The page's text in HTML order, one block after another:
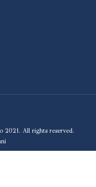
2021. All rights reserved.